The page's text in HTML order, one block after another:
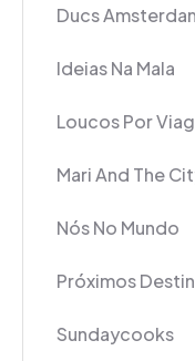
Ducs
Ideias Na Mala
Loucos Por
Mari And The
Nós No Mundo
Próximos
Sundaycooks